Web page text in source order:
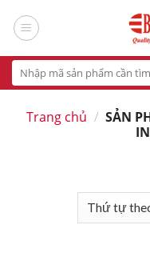
Tìm
kiếm:
Trang chủ / SẢN